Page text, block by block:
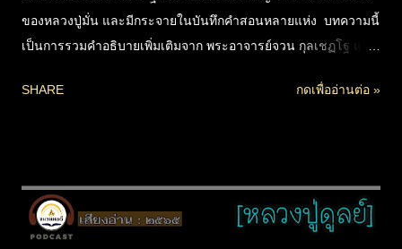
ของหลวงปู่มั่น และมีกระจายในบันทึกคำสอนหลายแห่ง บทความนี้
เป็นการรวมคำอธิบายเพิ่มเติมจาก พระอาจารย์จวน กุลเชฏโฐ และ
หลวงปู่มั่น พร้อมคำถามตอบเกี่ยวกับเรื่องฐีติจิต โดยพระอาจารย์
ไม่ใช่แค่สิ่งที่พระพุทธเจ้าตรัสเท่านั้น และคำสาวกนั้นควรยึดถือ
อย่างไรให้ถูกต้อง (ความจริงมีพุทธวจนแค่แห่งเดียว ที่ห้ามฟังคำ
SHARE กดเพื่ออ่านต่อ »